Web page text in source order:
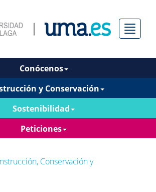
Menú
Conócenos
y Conservación
Sostenibilidad
Peticiones
Conservación y